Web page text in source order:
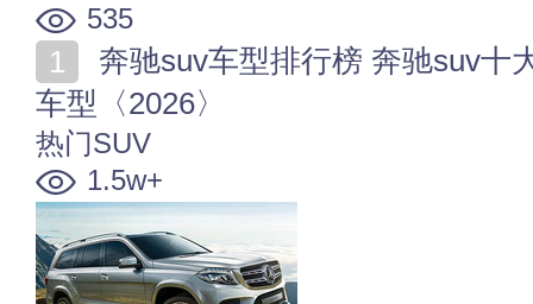
535
车型〈2026〉
热门SUV
1.5w+